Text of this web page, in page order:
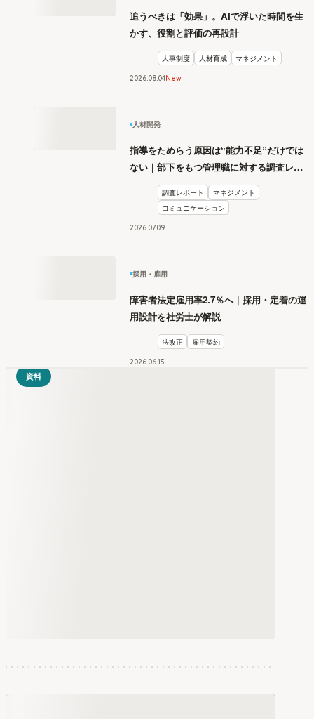
追うべきは「効果」。AIで浮いた時間を生
かす、役割と評価の再設計
人事制度 人材育成 マネジメント
2026.08 04New
人材開発
指導をためらう原因は“能力不足”だけでは
ない｜部下をもつ管理職に対する調査レポ
調査レポート
マネジメント
コミュニケーション
2026.07 09
採用・雇用
障害者法定雇用率2.7％へ｜採用・定着の運
用設計を社労士が解説
法改正 雇用契約
2026.0615
資料